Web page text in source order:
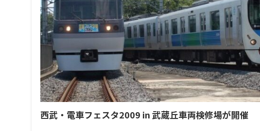
西武・電車フェスタ2009 in 武蔵丘車両検修場が開催